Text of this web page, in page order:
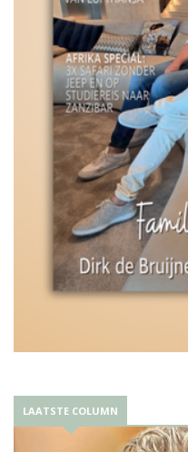
LAATSTE COLUMN